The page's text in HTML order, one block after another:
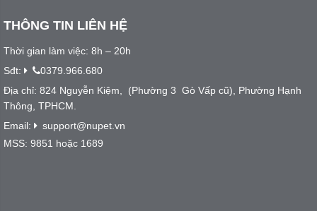
THÔNG TIN LIÊN HỆ
Thời gian làm việc: 8h – 20h
Sđt:
0379.966.680
Địa chỉ: 824 Nguyễn Kiệm, (Phường 3 Gò Vấp cũ), Phường Hạnh
Thông, TPHCM.
Email:
support@nupet.vn
MSS: 9851 hoặc 1689